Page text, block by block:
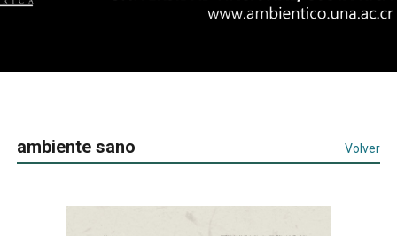
ambiente sano Volver